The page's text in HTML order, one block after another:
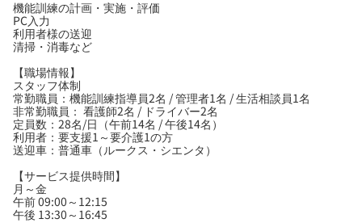
機能訓練の計画・実施・評価
PC入力
利用者様の送迎
清掃・消毒など
【職場情報】
スタッフ体制
常勤職員：機能訓練指導員2名 / 管理者1名 / 生活相談員1名
非常勤職員： 看護師2名 / ドライバー2名
定員数：28名/日（午前14名 / 午後14名）
利用者：要支援1～要介護1の方
送迎車：普通車（ルークス・シエンタ）
【サービス提供時間】
月～金
午前 09:00～12:15
午後 13:30～16:45